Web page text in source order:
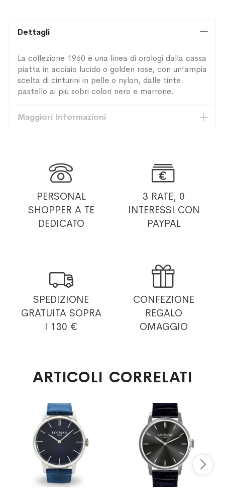
Dettagli
La collezione 1960 è una linea di orologi dalla cassa
piatta in acciaio lucido o golden rose, con un’ampia
scelta di cinturini in pelle o nylon, dalle tinte
pastello ai più sobri colori nero e marrone.
Maggiori Informazioni

PERSONAL
SHOPPER A TE
DEDICATO

3 RATE, 0
INTERESSI CON
PAYPAL

SPEDIZIONE
GRATUITA SOPRA
I 130 €

CONFEZIONE
REGALO
OMAGGIO
ARTICOLI CORRELATI